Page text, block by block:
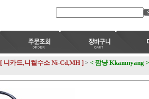
[ 니카드,니켈수소 Ni-Cd,MH ] > < 깜냥 Kkamnyang >